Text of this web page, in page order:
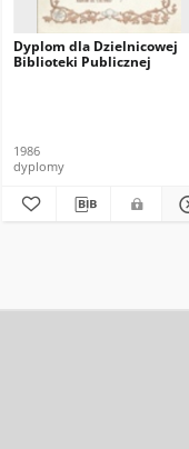
Dyplom dla Dzielnicowej
Biblioteki Publicznej
1986
dyplomy